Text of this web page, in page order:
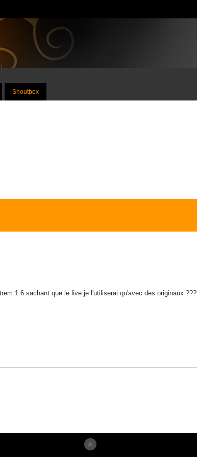
Shoutbox
1.6 sachant que le live je l'utiliserai qu'avec des originaux ???